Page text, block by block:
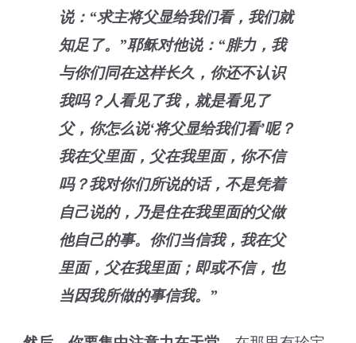
说：“求主将父显给我们看，我们就
知足了。”耶稣对他说：“腓力，我
与你们同在这样长久，你还不认识
我吗？人看见了我，就是看见了
父，你怎么说‘将父显给我们看’呢？
我在父里面，父在我里面，你不信
吗？我对你们所说的话，不是凭着
自己说的，乃是住在我里面的父做
他自己的事。你们当信我，我在父
里面，父在我里面；即或不信，也
当因我所做的事信我。”